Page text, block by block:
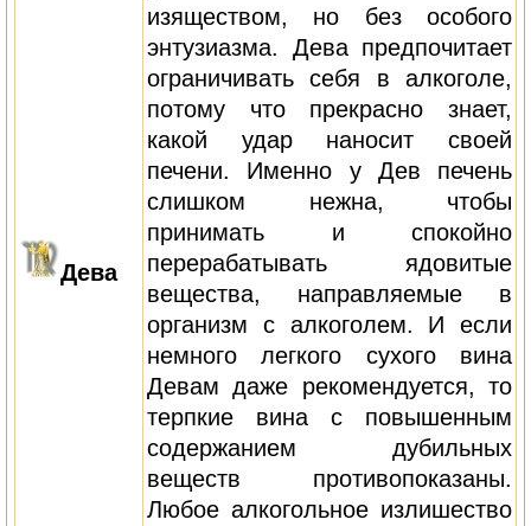
Дева
изяществом, но без особого
энтузиазма. Дева предпочитает
ограничивать себя в алкоголе,
потому что прекрасно знает,
какой удар наносит своей
печени. Именно у Дев печень
слишком нежна, чтобы
принимать и спокойно
перерабатывать ядовитые
вещества, направляемые в
организм с алкоголем. И если
немного легкого сухого вина
Девам даже рекомендуется, то
терпкие вина с повышенным
содержанием дубильных
веществ противопоказаны.
Любое алкогольное излишество